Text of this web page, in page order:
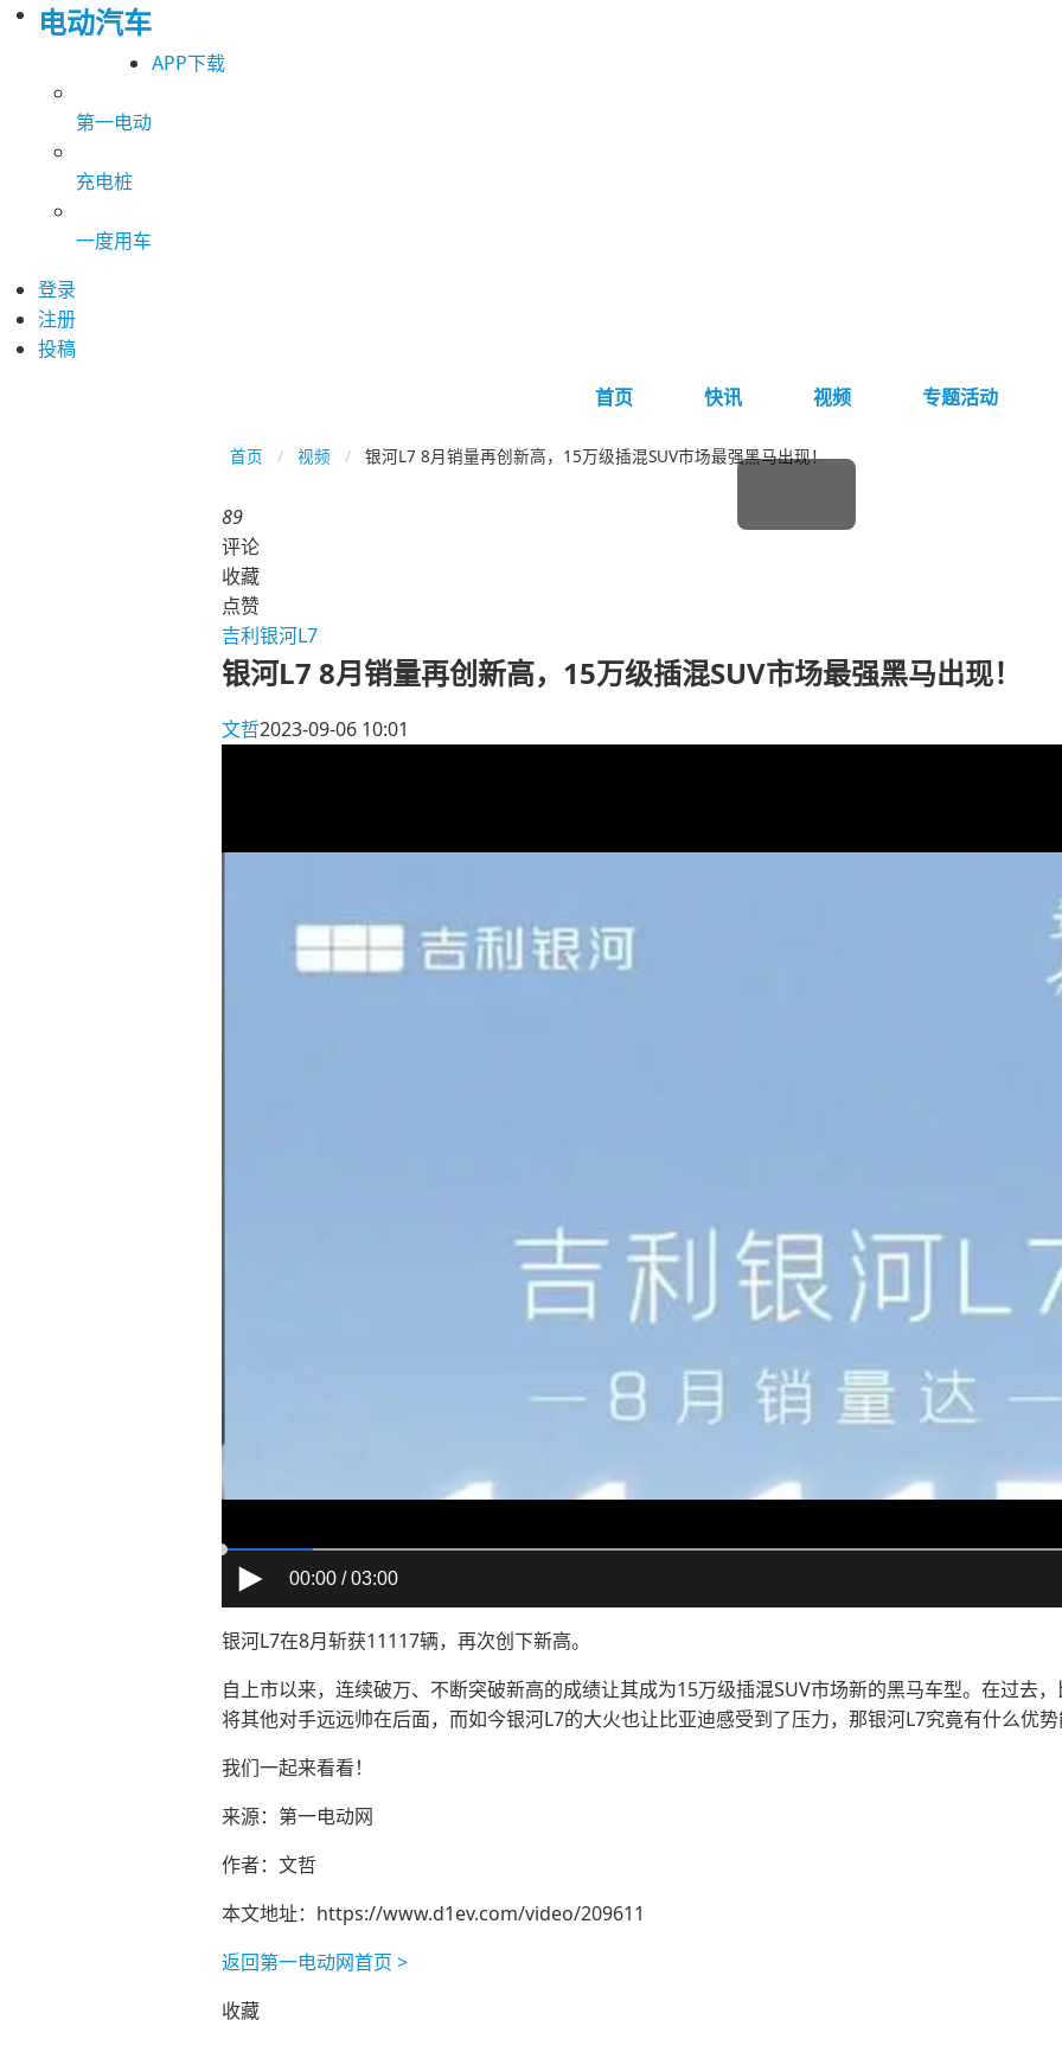
电动汽车
APP下载
第一电动
充电桩
一度用车
登录
注册
投稿
首页
快讯 视频 专题活动
首页 视频 银河L7 8月销量再创新高，15万级插混SUV市场最强黑马出现！
89
评论
收藏
点赞
吉利银河L7
银河L7 8月销量再创新高，15万级插混SUV市场最强黑马出现！
文哲2023-09-06 10:01
00:00 / 03:00
银河L7在8月斩获11117辆，再次创下新高。
自上市以来，连续破万、不断突破新高的成绩让其成为15万级插混SUV市场新的黑马车型。在过去
将其他对手远远帅在后面，而如今银河L7的大火也让比亚迪感受到了压力，那银河L7究竟有什么优
我们一起来看看！
来源：第一电动网
作者：文哲
本文地址： https://www.d1ev.com/video/209611
返回第一电动网首页 >
收藏